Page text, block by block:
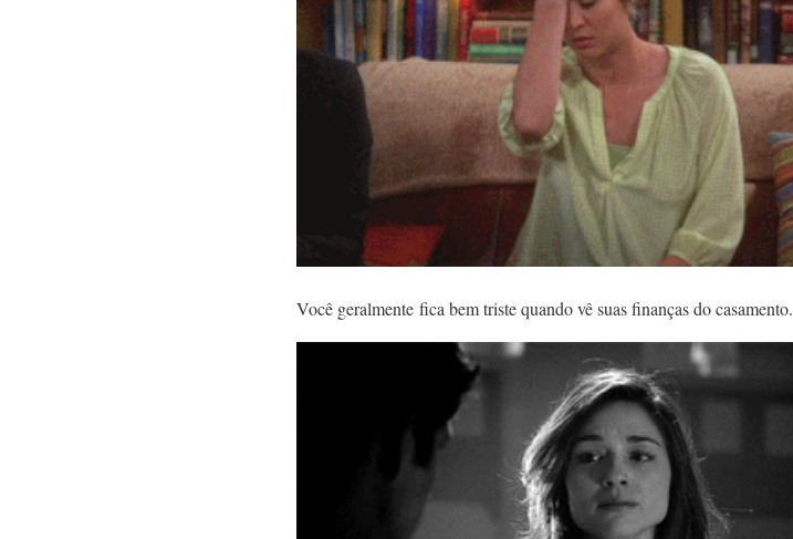
Você geralmente fica bem triste quando vê suas finanças do casamento.